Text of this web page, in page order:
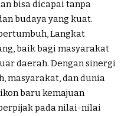
bisa dicapai tanpa
budaya yang kuat.
Langkat
baik bagi masyarakat
daerah. Dengan sinergi
masyarakat, dan dunia
baru kemajuan
pada nilai-nilai